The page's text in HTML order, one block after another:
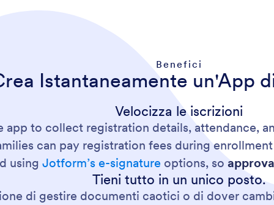
Benefici
Istantaneamente un'App
Velocizza le iscrizioni
app to collect registration details, attendance,
can pay registration fees during
usingJotform’s e-signature options, so
Tieni tutto in un unico posto.
di gestire documenti caotici o di dover